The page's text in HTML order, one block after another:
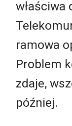
właściwa
ramowa
Problem
zdaje,
później.